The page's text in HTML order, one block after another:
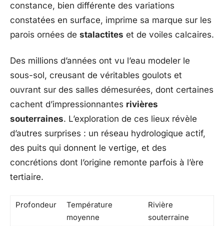
constance, bien différente des variations
constatées en surface, imprime sa marque sur les
parois ornées de stalactites et de voiles calcaires.
Des millions d’années ont vu l’eau modeler le
sous-sol, creusant de véritables goulots et
ouvrant sur des salles démesurées, dont certaines
cachent d’impressionnantes rivières
souterraines. L’exploration de ces lieux révèle
d’autres surprises : un réseau hydrologique actif,
des puits qui donnent le vertige, et des
concrétions dont l’origine remonte parfois à l’ère
tertiaire.
Profondeur
Température
moyenne
Rivière
souterraine